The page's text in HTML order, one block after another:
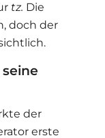
tz. Die
doch der
der
erste